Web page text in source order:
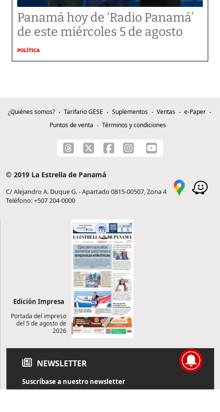
Panamá hoy de ‘Radio Panamá’
de este miércoles 5 de agosto
POLÍTICA
¿Quiénes somos? Tarifario GESE Suplementos Ventas
e-Paper
Puntos de venta
Términos y condiciones
© 2019 La Estrella de Panamá
C/ Alejandro A. Duque G. - Apartado 0815-00507, Zona 4
Teléfono: +507 204-0000
Edición Impresa
Portada del impreso
del 5 de agosto de
2026
NEWSLETTER
Suscríbase a nuestro newsletter
Reciba diariamente información de actualidad directamente en